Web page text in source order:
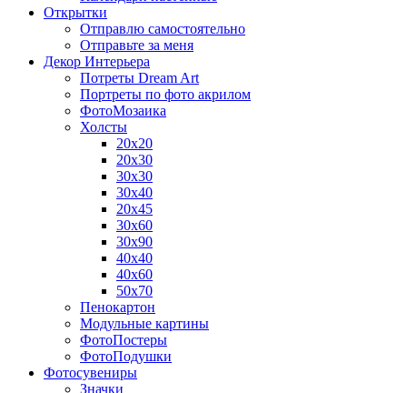
Открытки
Отправлю самостоятельно
Отправьте за меня
Декор Интерьера
Потреты Dream Art
Портреты по фото акрилом
ФотоМозаика
Холсты
20х20
20х30
30х30
30х40
20х45
30х60
30х90
40х40
40х60
50х70
Пенокартон
Модульные картины
ФотоПостеры
ФотоПодушки
Фотоcувениры
Значки